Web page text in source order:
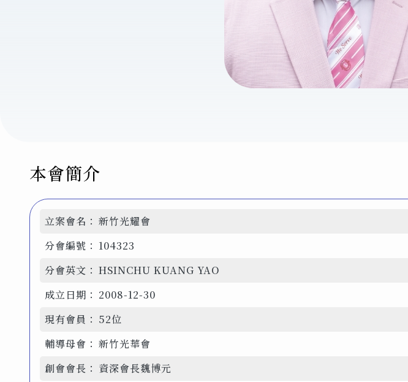
本會簡介
立案會名： 新竹光耀會
分會編號： 104323
分會英文： HSINCHU KUANG YAO
成立日期： 2008-12-30
現有會員： 52位
輔導母會： 新竹光華會
創會會長： 資深會長魏博元